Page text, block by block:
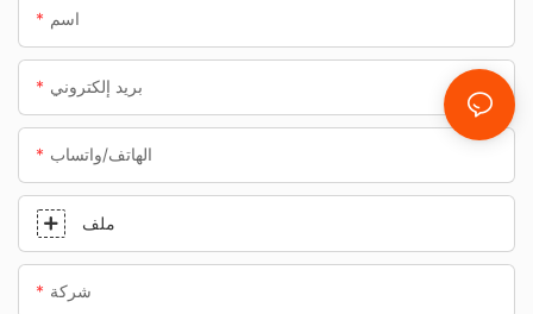
اسم
بريد إلكتروني
الهاتف/واتساب
ملف
شركة